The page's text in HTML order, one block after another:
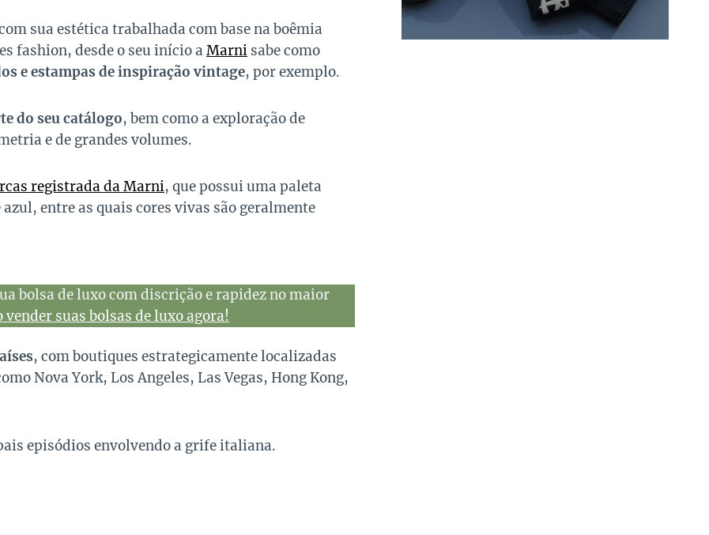
sua estética trabalhada com base na boêmia
fashion, desde o seu início a Marni sabe como
e estampas de inspiração vintage, por exemplo.
do seu catálogo, bem como a exploração de
e de grandes volumes.
registrada da Marni, que possui uma paleta
entre as quais cores vivas são geralmente
bolsa de luxo com discrição e rapidez no maior
vender suas bolsas de luxo agora!
, com boutiques estrategicamente localizadas
Nova York, Los Angeles, Las Vegas, Hong Kong,
episódios envolvendo a grife italiana.